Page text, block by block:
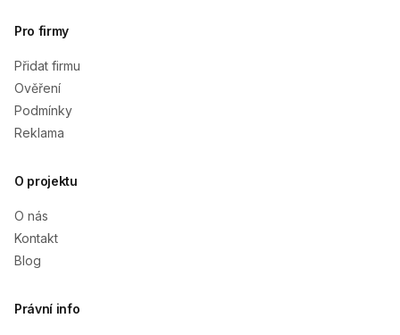
Pro firmy
Přidat firmu
Ověření
Podmínky
Reklama
O projektu
O nás
Kontakt
Blog
Právní info